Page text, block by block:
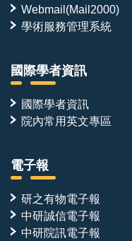
之 NMR 數據收集與
母菌表面呈現（yeast
Biology（2023）、
Biological Chemistry
Biology（2023）與
–2030）、人工智慧
人），提供穩定的研
Webmail(Mail2000)
學術服務管理系統
國際學者資訊
國際學者資訊
院內常用英文專區
電子報
研之有物電子報
中研誠信電子報
中研院訊電子報